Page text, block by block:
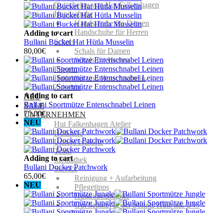
Gutscheine von Hut Falkenhagen
Handschuhe
Handschuhe für Damen
Handschuhe für Herren
Schals
Schals für Damen
Schals für Herren
Fliegen
Hutkoffer und Hutschachteln
Zubehör
NEU
SALE
UNTERNEHMEN
Hut Falkenhagen Atelier
Hutkurse
Unsere Historie
Team
Mediathek
Service
Reinigung + Aufarbeitung
Pflegetipps
Hutgrößenberater
Gut behütet in der Sonne: Hüte mit UV-
Adding to cart
Bullani Bucket Hat Hütla Musselin
80,00€
Adding to cart
Bullani Sportmütze Entenschnabel Leinen
75,00€
NEU
Adding to cart
Bullani Docker Patchwork
65,00€
NEU